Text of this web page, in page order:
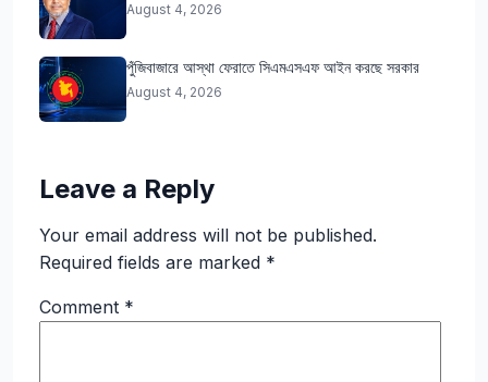
August 4, 2026
পুঁজিবাজারে আস্থা ফেরাতে সিএমএসএফ আইন করছে সরকার
August 4, 2026
Leave a Reply
Your email address will not be published.
Required fields are marked *
Comment *